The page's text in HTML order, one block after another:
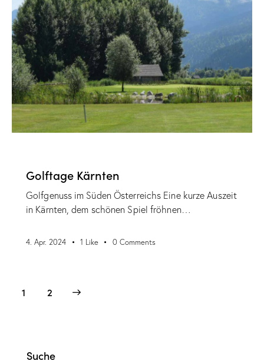
Golftage Kärnten
Golfgenuss im Süden Österreichs Eine kurze Auszeit
in Kärnten, dem schönen Spiel fröhnen…
4. Apr. 2024 1 Like 0 Comments
1 2
Suche